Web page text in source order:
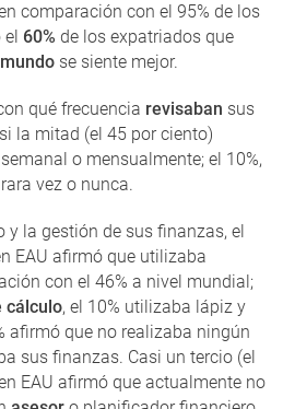
comparación con el 95% de los
60% de los expatriados que
mundo se siente mejor.
qué frecuencia revisaban sus
la mitad (el 45 por ciento)
o mensualmente; el 10%,
rara vez o nunca.
y la gestión de sus finanzas, el
EAU afirmó que utilizaba
con el 46% a nivel mundial;
cálculo, el 10% utilizaba lápiz y
afirmó que no realizaba ningún
sus finanzas. Casi un tercio (el
EAU afirmó que actualmente no